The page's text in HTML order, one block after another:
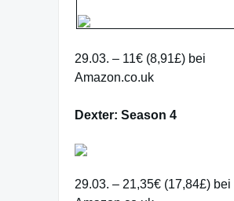
29.03. – 11€ (8,91£) bei
Amazon.co.uk
Dexter: Season 4
29.03. – 21,35€ (17,84£) bei